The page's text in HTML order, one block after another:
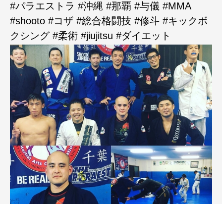
#パラエストラ #沖縄 #那覇 #与儀 #MMA
#shooto #コザ #総合格闘技 #修斗 #キックボ
クシング #柔術 #jiujitsu #ダイエット